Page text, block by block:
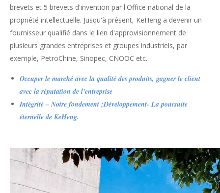
brevets et 5 brevets d'invention par l'Office national de la
propriété intellectuelle. Jusqu'à présent, KeHeng a devenir un
fournisseur qualifié dans le lien d'approvisionnement de
plusieurs grandes entreprises et groupes industriels, par
exemple, PetroChine, Sinopec, CNOOC etc.
Occuper le marché avec la qualité des produits, gagner le client
avec la réputation de l'entreprise
Intégrité – Notre fondement ;Développement- La poursuite
éternelle de KeHeng.